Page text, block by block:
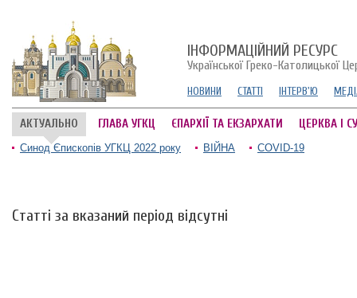
ІНФОРМАЦІЙНИЙ РЕСУРС
Української Греко-Католицької
НОВИНИ СТАТТІ ІНТЕРВ'Ю
АКТУАЛЬНО ГЛАВА УГКЦ ЄПАРХІЇ ТА ЕКЗАРХАТИ ЦЕРКВА І
Синод Єпископів УГКЦ 2022 року ВІЙНА COVID-19
Статті за вказаний період відсутні